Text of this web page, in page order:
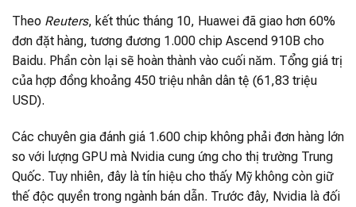
Theo Reuters, kết thúc tháng 10, Huawei đã giao hơn 60%
đơn đặt hàng, tương đương 1.000 chip Ascend 910B cho
Baidu. Phần còn lại sẽ hoàn thành vào cuối năm. Tổng giá trị
của hợp đồng khoảng 450 triệu nhân dân tệ (61,83 triệu
USD).
Các chuyên gia đánh giá 1.600 chip không phải đơn hàng lớn
so với lượng GPU mà Nvidia cung ứng cho thị trường Trung
Quốc. Tuy nhiên, đây là tín hiệu cho thấy Mỹ không còn giữ
thế độc quyền trong ngành bán dẫn. Trước đây, Nvidia là đối